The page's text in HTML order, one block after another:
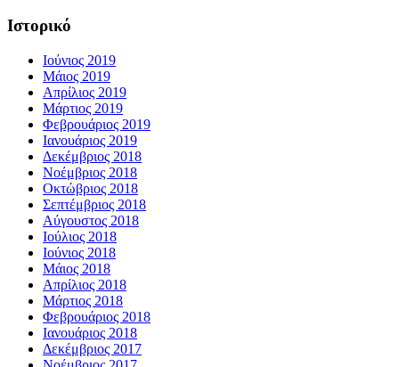
Ιστορικό
Ιούνιος 2019
Μάιος 2019
Απρίλιος 2019
Μάρτιος 2019
Φεβρουάριος 2019
Ιανουάριος 2019
Δεκέμβριος 2018
Νοέμβριος 2018
Οκτώβριος 2018
Σεπτέμβριος 2018
Αύγουστος 2018
Ιούλιος 2018
Ιούνιος 2018
Μάιος 2018
Απρίλιος 2018
Μάρτιος 2018
Φεβρουάριος 2018
Ιανουάριος 2018
Δεκέμβριος 2017